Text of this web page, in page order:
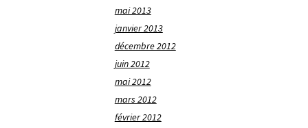
mai 2013
janvier 2013
décembre 2012
juin 2012
mai 2012
mars 2012
février 2012